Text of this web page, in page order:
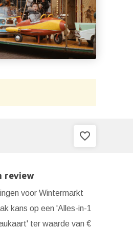
favorite_border
review
voor Wintermarkt
kans op een 'Alles-in-1
ter waarde van €